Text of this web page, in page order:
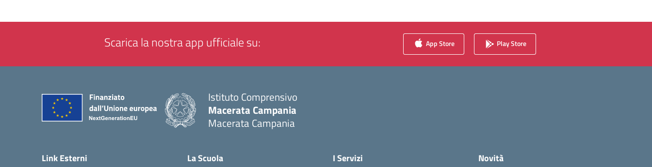
Scarica la nostra app ufficiale su: App Store Play Store
Istituto Comprensivo
Macerata Campania
Macerata Campania
Link Esterni La Scuola I Servizi Novità